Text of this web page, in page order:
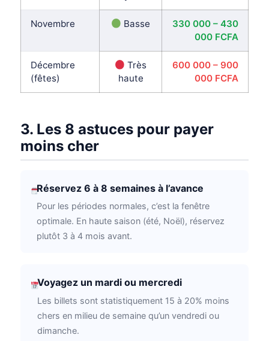
Novembre Basse
330 000 – 430
000 FCFA
Décembre
(fêtes)
Très
haute
600 000 – 900
000 FCFA
3. Les 8 astuces pour payer
moins cher
Réservez 6 à 8 semaines à l’avance
Pour les périodes normales, c’est la fenêtre
optimale. En haute saison (été, Noël), réservez
plutôt 3 à 4 mois avant.
Voyagez un mardi ou mercredi
Les billets sont statistiquement 15 à 20% moins
chers en milieu de semaine qu’un vendredi ou
dimanche.